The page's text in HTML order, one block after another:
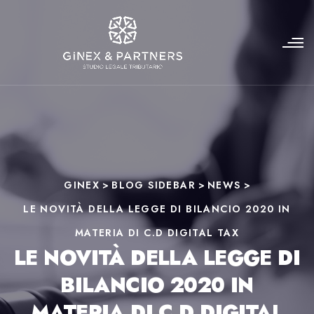
GINEX>BLOG SIDEBAR > NEWS >
LE NOVITÀ DELLA LEGGE DI BILANCIO 2020 IN
MATERIA DI C.D DIGITAL TAX
LE NOVITÀ DELLA LEGGE DI
BILANCIO 2020 IN